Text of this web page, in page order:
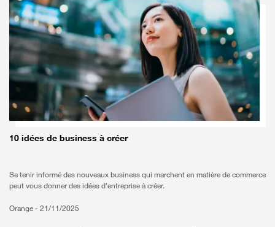
10 idées de business à créer
Se tenir informé des nouveaux business qui marchent en matière de commerce
peut vous donner des idées d'entreprise à créer.
Orange - 21/11/2025